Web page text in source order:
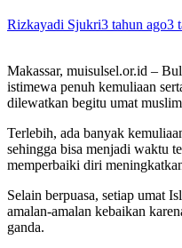
Rizkayadi Sjukri3 tahun ago3
Makassar, muisulsel.or.id –
istimewa penuh kemuliaan
dilewatkan begitu umat
Terlebih, ada banyak
sehingga bisa menjadi waktu
memperbaiki diri
Selain berpuasa, setiap umat
amalan-amalan kebaikan
ganda.